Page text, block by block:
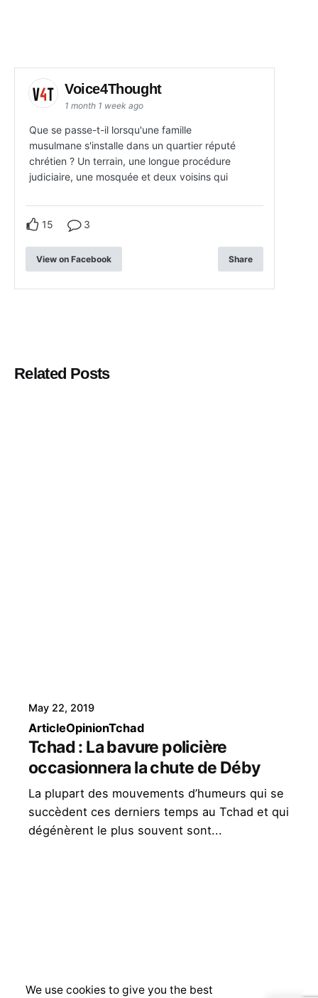
Voice4Thought
1 month 1 week ago
Que se passe-t-il lorsqu'une famille
musulmane s'installe dans un quartier réputé
chrétien ? Un terrain, une longue procédure
judiciaire, une mosquée et deux voisins qui
15 3
View on Facebook Share
Related Posts
May 22, 2019
ArticleOpinionTchad
Tchad : La bavure policière
occasionnera la chute de Déby
La plupart des mouvements d’humeurs qui se
succèdent ces derniers temps au Tchad et qui
dégénèrent le plus souvent sont...
We use cookies to give you the best